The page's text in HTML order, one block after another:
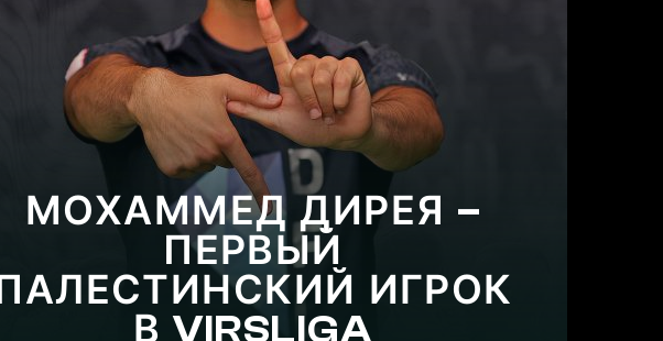
МОХАММЕД ДИРЕЯ –
ПЕРВЫЙ
ПАЛЕСТИНСКИЙ ИГРОК
В VIRSLIGA